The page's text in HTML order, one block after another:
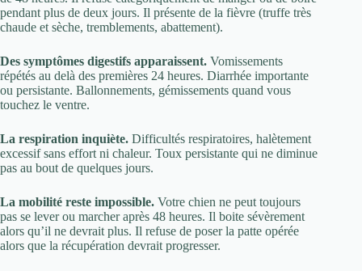
pendant plus de deux jours. Il présente de la fièvre (truffe très
chaude et sèche, tremblements, abattement).
Des symptômes digestifs apparaissent. Vomissements
répétés au delà des premières 24 heures. Diarrhée importante
ou persistante. Ballonnements, gémissements quand vous
touchez le ventre.
La respiration inquiète. Difficultés respiratoires, halètement
excessif sans effort ni chaleur. Toux persistante qui ne diminue
pas au bout de quelques jours.
La mobilité reste impossible. Votre chien ne peut toujours
pas se lever ou marcher après 48 heures. Il boite sévèrement
alors qu’il ne devrait plus. Il refuse de poser la patte opérée
alors que la récupération devrait progresser.